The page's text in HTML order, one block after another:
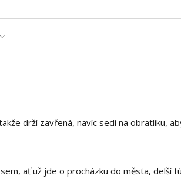
drží zavřená, navíc sedí na obratlíku,
ať už jde o procházku do města, delší